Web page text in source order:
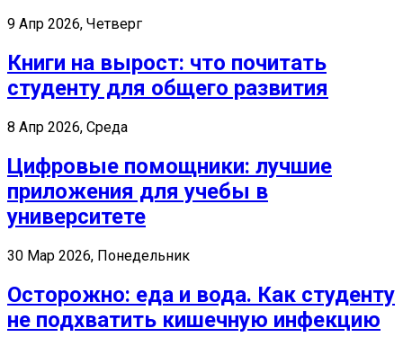
9 Апр 2026, Четверг
Книги на вырост: что почитать
студенту для общего развития
8 Апр 2026, Среда
Цифровые помощники: лучшие
приложения для учебы в
университете
30 Мар 2026, Понедельник
Осторожно: еда и вода. Как студенту
не подхватить кишечную инфекцию